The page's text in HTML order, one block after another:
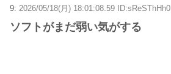
9: 2026/05/18(月) 18:01:08.59 ID:sReSThHh0
ソフトがまだ弱い気がする